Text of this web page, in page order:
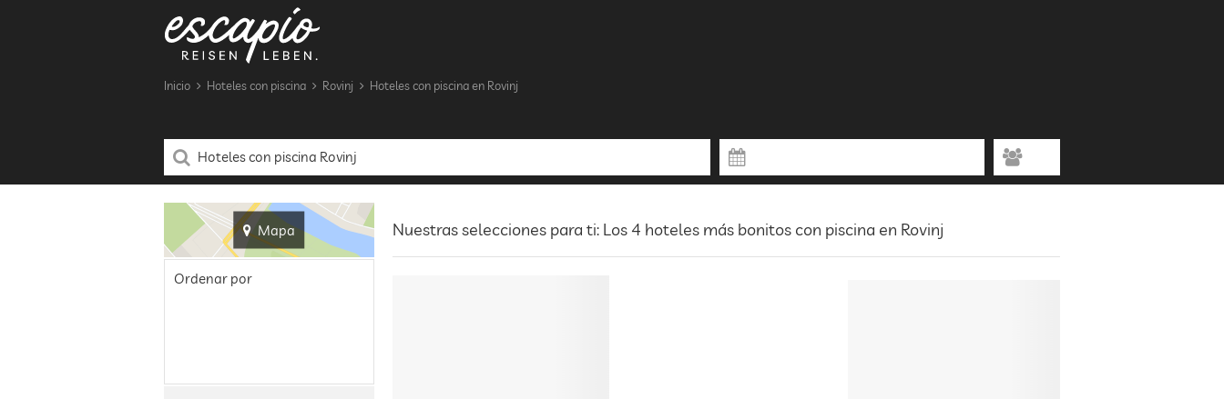
Inicio Hoteles con piscina Rovinj Hoteles con piscina en Rovinj
Mapa Nuestras selecciones para ti: Los 4 hoteles más bonitos con piscina en Rovinj
Ordenar por